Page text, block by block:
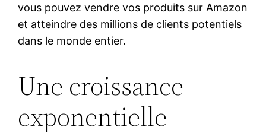
vous pouvez vendre vos produits sur Amazon
et atteindre des millions de clients potentiels
dans le monde entier.
Une croissance
exponentielle